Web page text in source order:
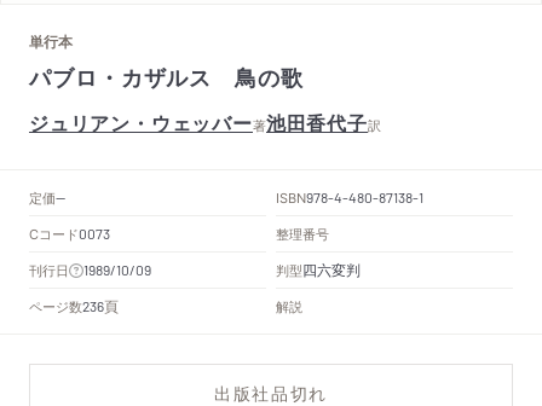
単行本
パブロ・カザルス 鳥の歌
ジュリアン・ウェッバー著池田香代子訳
定価-- ISBN978-4-480-87138-1
Cコード0073
整理番号
刊行日
1989/10/09 判型四六変判
ページ数236頁 解説
出版社品切れ